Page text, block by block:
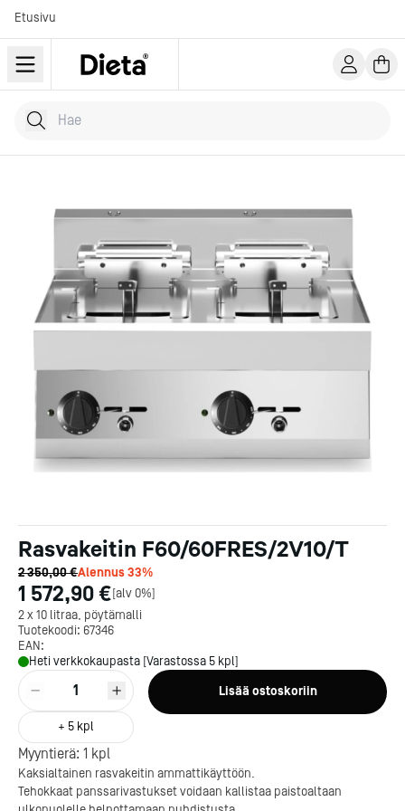
Etusivu
Hae tuotteita
Kirjoita hakusana...
Rasvakeitin F60/60FRES/2V10/T
2 350,00 €Alennus33%
1 572,90 €[alv 0%]
2 x 10 litraa, pöytämalli
Tuotekoodi: 67346
EAN:
Heti verkkokaupasta [Varastossa 5 kpl]
1
+ 5 kpl
Lisää ostoskoriin
Myyntierä: 1 kpl
Kaksialtainen rasvakeitin ammattikäyttöön.
Tehokkaat panssarivastukset voidaan kallistaa paistoaltaan